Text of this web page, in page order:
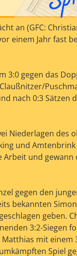
an (GFC:
einem Jahr fast
3:0 gegen das
nach 0:3 Sätzen
Niederlagen des
und
und
gegen den
bekannten
geben.
3:2-Siegen
mit einem
Spiel